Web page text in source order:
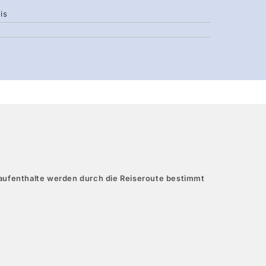
werden durch die Reiseroute bestimmt